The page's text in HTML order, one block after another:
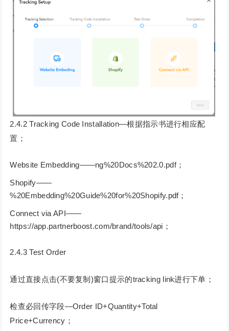
2.4.2 Tracking Code Installation—根据指示书进行相应配
置；
Website Embedding——ng%20Docs%202.0.pdf；
Shopify——
%20Embedding%20Guide%20for%20Shopify.pdf；
Connect via API——
https://app.partnerboost.com/brand/tools/api；
2.4.3 Test Order
通过直接点击(不要复制)窗口提示的tracking link进行下单；
检查必回传字段—Order ID+Quantity+Total
Price+Currency；